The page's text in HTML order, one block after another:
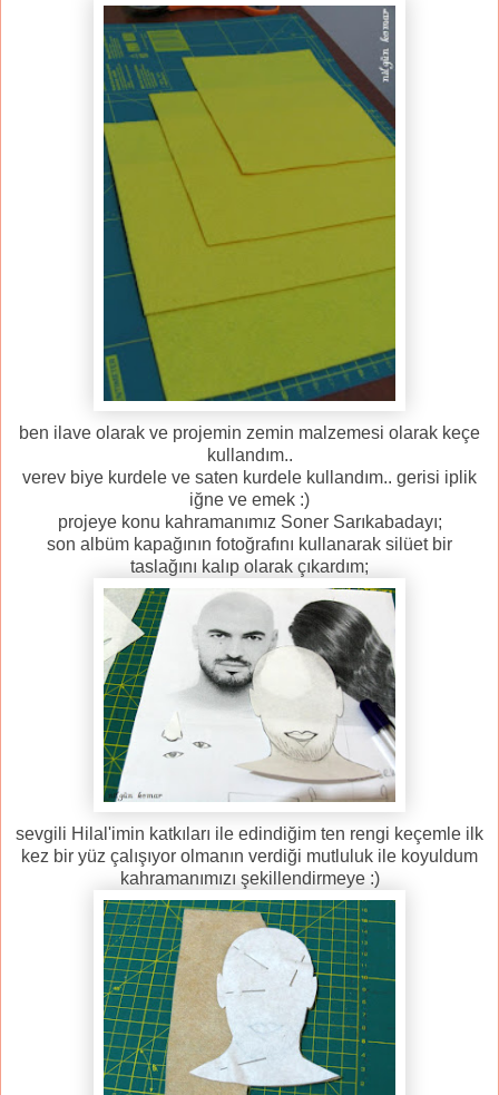
ben ilave olarak ve projemin zemin malzemesi olarak keçe
kullandım..
verev biye kurdele ve saten kurdele kullandım.. gerisi iplik
iğne ve emek :)
projeye konu kahramanımız Soner Sarıkabadayı;
son albüm kapağının fotoğrafını kullanarak silüet bir
taslağını kalıp olarak çıkardım;
sevgili Hilal'imin katkıları ile edindiğim ten rengi keçemle ilk
kez bir yüz çalışıyor olmanın verdiği mutluluk ile koyuldum
kahramanımızı şekillendirmeye :)